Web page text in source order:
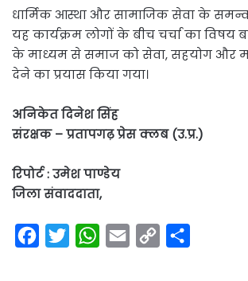
धार्मिक आस्था और सामाजिक सेवा के
यह कार्यक्रम लोगों के बीच चर्चा का विषय
के माध्यम से समाज को सेवा, सहयोग और
देने का प्रयास किया गया।
अनिकेत दिनेश सिंह
संरक्षक – प्रतापगढ़ प्रेस क्लब (उ.प्र.)
रिपोर्ट : उमेश पाण्डेय
जिला संवाददाता,
W